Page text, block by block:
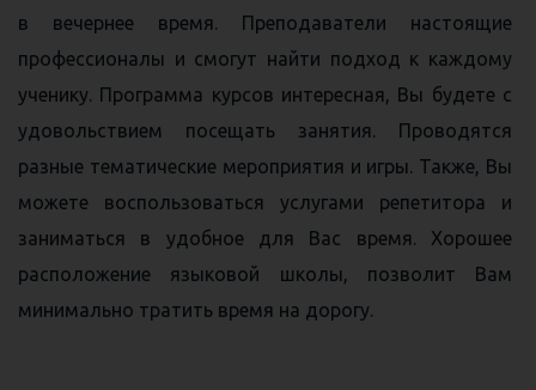
в вечернее время. Преподаватели настоящие
профессионалы и смогут найти подход к каждому
ученику. Программа курсов интересная, Вы будете с
удовольствием посещать занятия. Проводятся
разные тематические мероприятия и игры. Также, Вы
можете воспользоваться услугами репетитора и
заниматься в удобное для Вас время. Хорошее
расположение языковой школы, позволит Вам
минимально тратить время на дорогу.